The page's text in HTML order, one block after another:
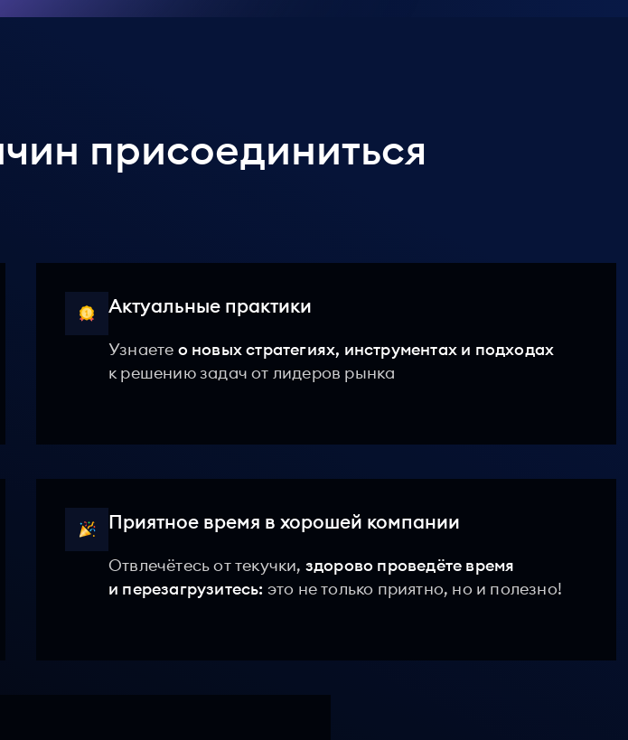
присоединиться
Актуальные практики
Узнаете о новых стратегиях, инструментах и подходах
к решению задач от лидеров рынка
Приятное время в хорошей компании
Отвлечётесь от текучки, здорово проведёте время
и перезагрузитесь: это не только приятно, но и полезно!